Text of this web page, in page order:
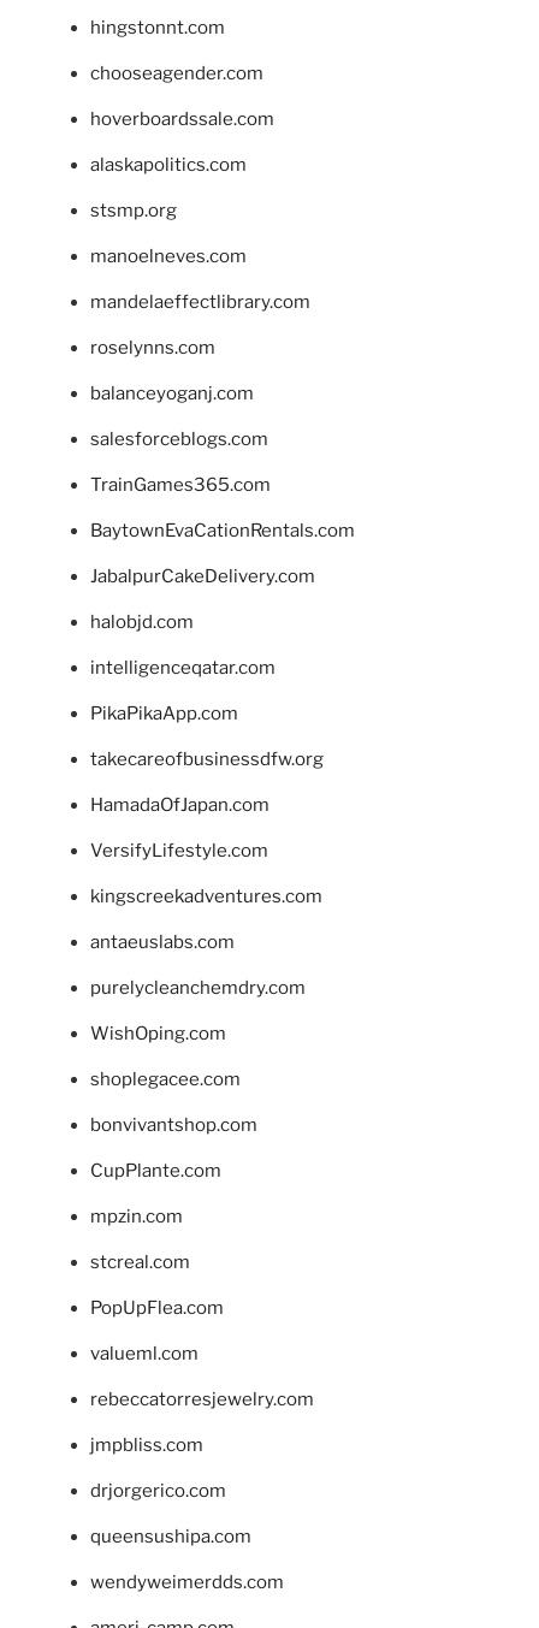
hingstonnt.com
chooseagender.com
hoverboardssale.com
alaskapolitics.com
stsmp.org
manoelneves.com
mandelaeffectlibrary.com
roselynns.com
balanceyoganj.com
salesforceblogs.com
TrainGames365.com
BaytownEvaCationRentals.com
JabalpurCakeDelivery.com
halobjd.com
intelligenceqatar.com
PikaPikaApp.com
takecareofbusinessdfw.org
HamadaOfJapan.com
VersifyLifestyle.com
kingscreekadventures.com
antaeuslabs.com
purelycleanchemdry.com
WishOping.com
shoplegacee.com
bonvivantshop.com
CupPlante.com
mpzin.com
stcreal.com
PopUpFlea.com
valueml.com
rebeccatorresjewelry.com
jmpbliss.com
drjorgerico.com
queensushipa.com
wendyweimerdds.com